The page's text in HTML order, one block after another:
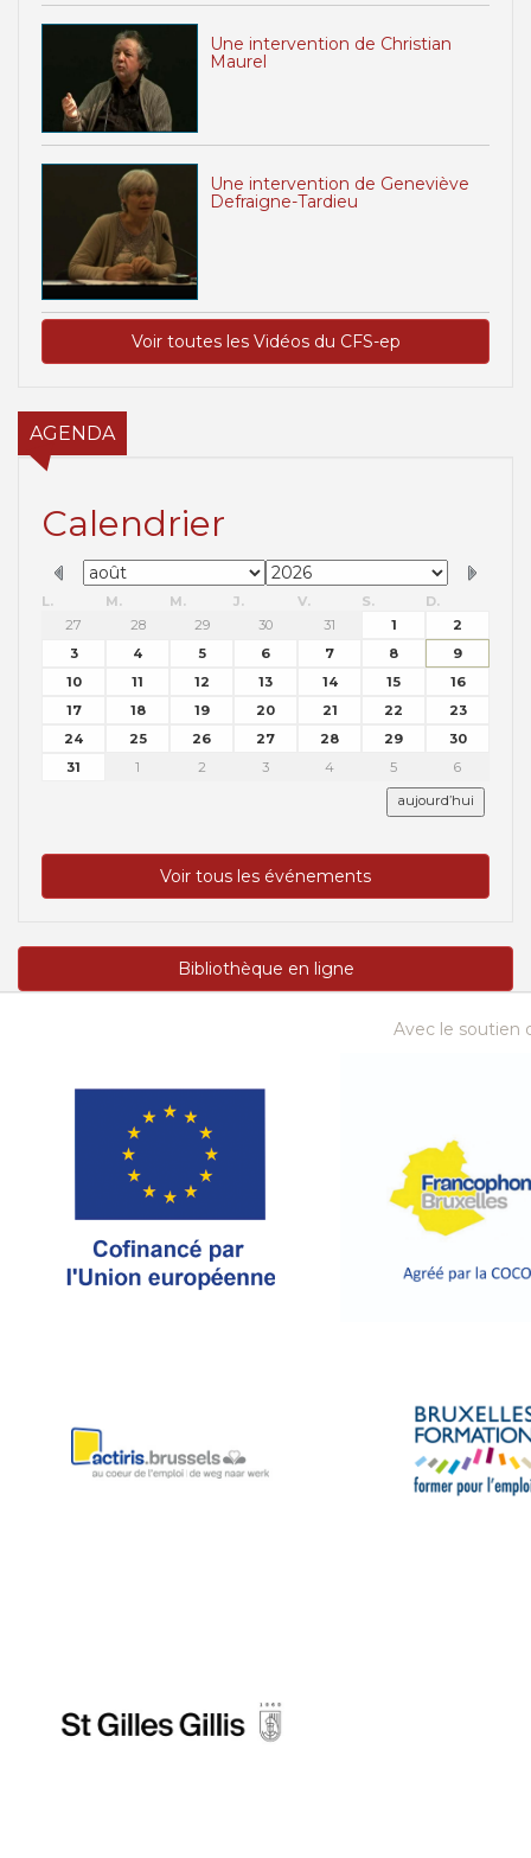
Une intervention de Christian
Maurel
Une intervention de Geneviève
Defraigne-Tardieu
Voir toutes les Vidéos du CFS-ep
AGENDA
Calendrier
L. M. M. J. V. S.
D.
27
28 29 30 31 1
2
3
4 5 6 7 8
9
10
11 12 13 14 15
16
17
18 19 20 21 22
23
24
25 26 27 28 29
30
31
1 2 3 4 5 6
aujourd’hui
Voir tous les événements
Bibliothèque en ligne
Avec le soutien